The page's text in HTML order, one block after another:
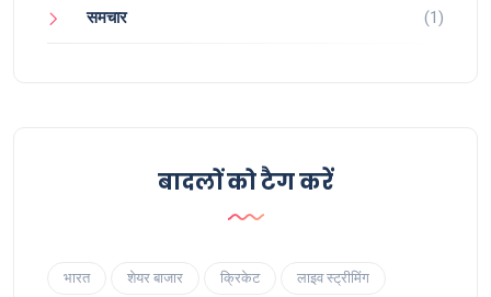
समचार (1)
बादलों को टैग करें
भारत शेयर बाजार क्रिकेट लाइव स्ट्रीमिंग